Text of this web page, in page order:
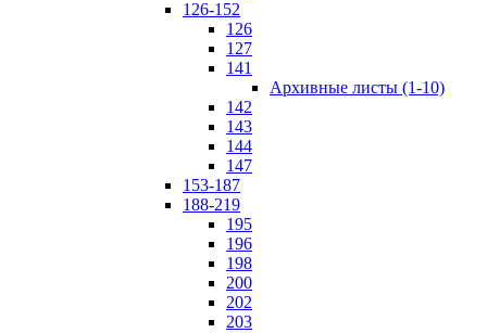
126-152
126
127
141
Архивные листы (1-10)
142
143
144
147
153-187
188-219
195
196
198
200
202
203